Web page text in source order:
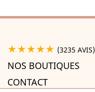
★★★★★ (3235 AVIS)
NOS BOUTIQUES
CONTACT